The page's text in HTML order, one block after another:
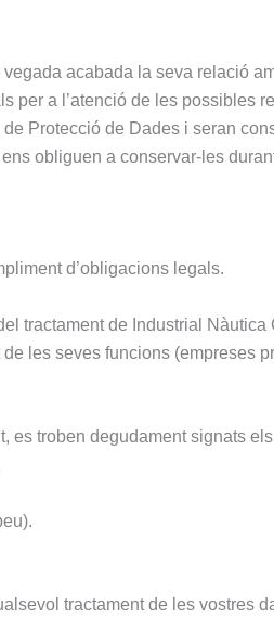
acabada la seva relació
a l’atenció de les possibles
Protecció de Dades i seran
obliguen a conservar-les
d’obligacions legals.
tractament de Industrial
les seves funcions (empreses
troben degudament signats
tractament de les vostres